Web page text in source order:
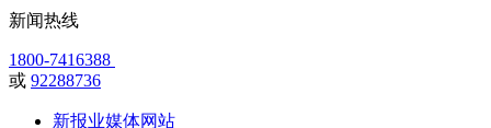
新闻热线
1800-7416388
或 92288736
新报业媒体网站